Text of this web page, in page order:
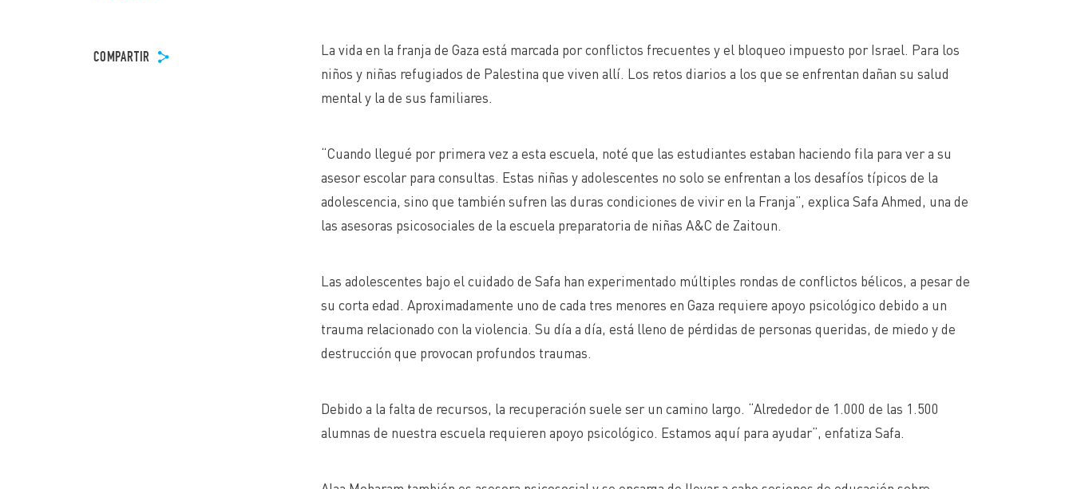
COMPARTIR
La vida en la franja de Gaza está marcada por conflictos frecuentes y el bloqueo impuesto por Israel. Para los
niños y niñas refugiados de Palestina que viven allí. Los retos diarios a los que se enfrentan dañan su salud
mental y la de sus familiares.
“Cuando llegué por primera vez a esta escuela, noté que las estudiantes estaban haciendo fila para ver a su
asesor escolar para consultas. Estas niñas y adolescentes no solo se enfrentan a los desafíos típicos de la
adolescencia, sino que también sufren las duras condiciones de vivir en la Franja”, explica Safa Ahmed, una de
las asesoras psicosociales de la escuela preparatoria de niñas A&C de Zaitoun.
Las adolescentes bajo el cuidado de Safa han experimentado múltiples rondas de conflictos bélicos, a pesar de
su corta edad. Aproximadamente uno de cada tres menores en Gaza requiere apoyo psicológico debido a un
trauma relacionado con la violencia. Su día a día, está lleno de pérdidas de personas queridas, de miedo y de
destrucción que provocan profundos traumas.
Debido a la falta de recursos, la recuperación suele ser un camino largo. “Alrededor de 1.000 de las 1.500
alumnas de nuestra escuela requieren apoyo psicológico. Estamos aquí para ayudar”, enfatiza Safa.
HTTPS://UNRWA.ES/ACTUALIDAD/HISTORIAS/UNO-DE-CADA-TRES-MENORES-EN-GAZA-REQUIERE-APOYO-PSICOSOCIAL-POR-TRAUMAS-RELACIONADOS-CON-LA-VIOLENCIA/